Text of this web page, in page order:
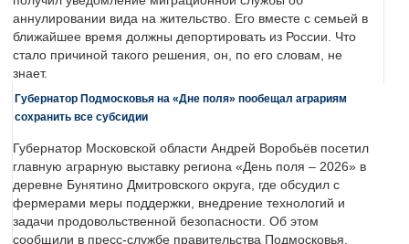
аннулировании вида на жительство. Его вместе с семьей в
ближайшее время должны депортировать из России. Что
стало причиной такого решения, он, по его словам, не
знает.
Губернатор Подмосковья на «Дне поля» пообещал аграриям
сохранить все субсидии
Губернатор Московской области Андрей Воробьёв посетил
главную аграрную выставку региона «День поля – 2026» в
деревне Бунятино Дмитровского округа, где обсудил с
фермерами меры поддержки, внедрение технологий и
задачи продовольственной безопасности. Об этом
сообщили в пресс-службе правительства Подмосковья.